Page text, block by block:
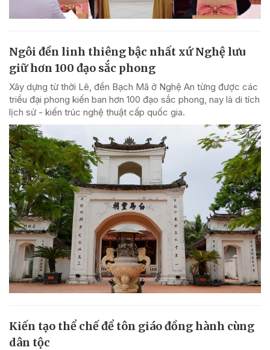
Ngôi đền linh thiêng bậc nhất xứ Nghệ lưu
giữ hơn 100 đạo sắc phong
Xây dựng từ thời Lê, đền Bạch Mã ở Nghệ An từng được các
triều đại phong kiến ban hơn 100 đạo sắc phong, nay là di tích
lịch sử - kiến trúc nghệ thuật cấp quốc gia.
Kiến tạo thể chế để tôn giáo đồng hành cùng
dân tộc